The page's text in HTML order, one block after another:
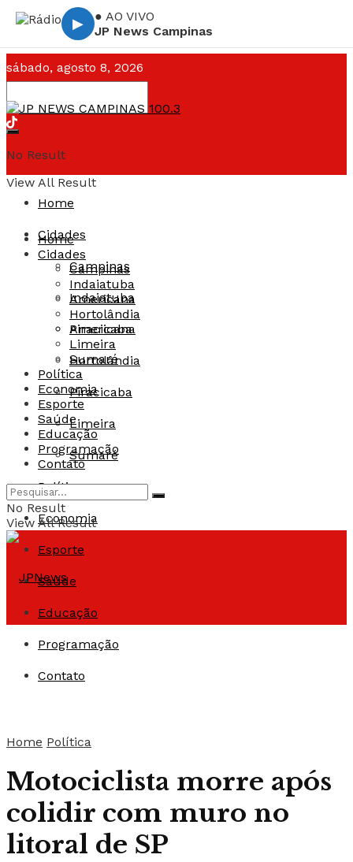
▶
● AO VIVO
JP News Campinas
sábado, agosto 8, 2026
No Result
View All Result
Home
Cidades
Campinas
Indaiatuba
Americana
Hortolândia
Piracicaba
Limeira
Sumaré
Política
Economia
Esporte
Saúde
Educação
Programação
Contato
Home
Cidades
Campinas
Indaiatuba
Americana
Hortolândia
Piracicaba
Limeira
Sumaré
Política
Economia
Esporte
Saúde
Educação
Programação
Contato
No Result
View All Result
Home Política
Motociclista morre após
colidir com muro no
litoral de SP